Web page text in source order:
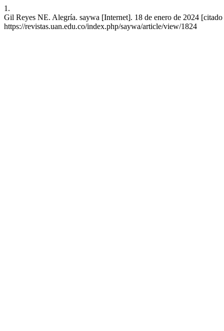
1.
Gil Reyes NE. Alegría. saywa [Internet]. 18 de enero de 2024
https://revistas.uan.edu.co/index.php/saywa/article/view/1824